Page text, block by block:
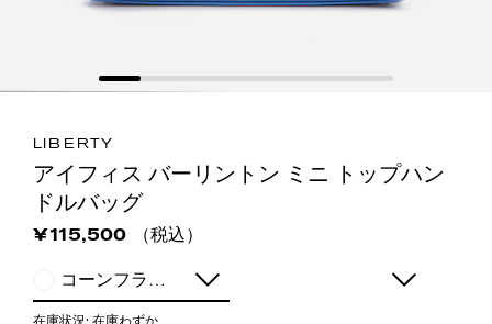
LIBERTY
アイフィス バーリントン ミニ トップハン
ドルバッグ
¥115,500
（税込）
コーンフラワー
在庫状況: 在庫わずか